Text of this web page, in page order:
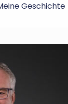
Geschichte